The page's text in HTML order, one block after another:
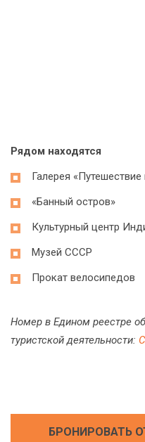
Рядом находятся
Галерея
«Банный остров»
Культурный центр
Музей СССР
Прокат велосипедов
Номер в Едином реестре
туристской деятельности:
БРОНИРОВАТЬ